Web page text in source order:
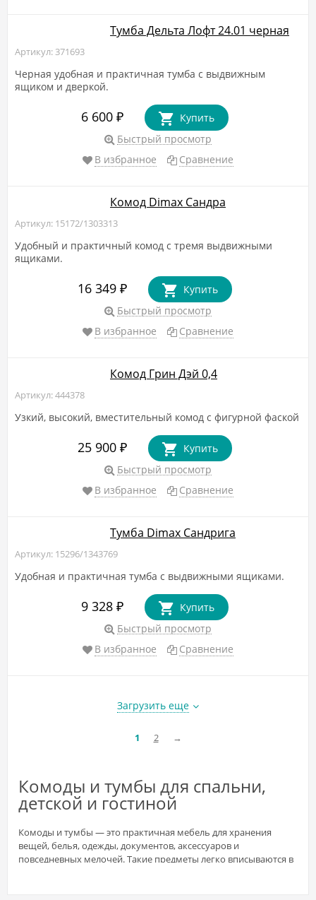
Тумба Дельта Лофт 24.01 черная
Артикул: 371693
Черная удобная и практичная тумба с выдвижным
ящиком и дверкой.
6 600 ₽
Купить
Быстрый просмотр
В избранное
Сравнение
Комод Dimax Сандра
Артикул: 15172/1303313
Удобный и практичный комод с тремя выдвижными
ящиками.
16 349 ₽
Купить
Быстрый просмотр
В избранное
Сравнение
Комод Грин Дэй 0,4
Артикул: 444378
Узкий, высокий, вместительный комод с фигурной фаской
25 900 ₽
Купить
Быстрый просмотр
В избранное
Сравнение
Тумба Dimax Сандрига
Артикул: 15296/1343769
Удобная и практичная тумба с выдвижными ящиками.
9 328 ₽
Купить
Быстрый просмотр
В избранное
Сравнение
Загрузить еще
1 2 →
Комоды и тумбы для спальни,
детской и гостиной
Комоды и тумбы — это практичная мебель для хранения
вещей, белья, одежды, документов, аксессуаров и
повседневных мелочей. Такие предметы легко вписываются в